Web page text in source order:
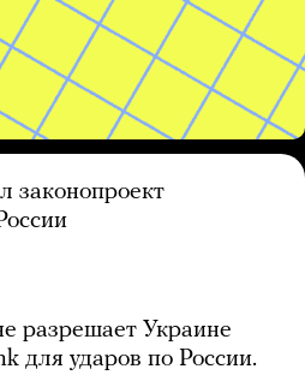
законопроект
разрешает Украине
для ударов по России.